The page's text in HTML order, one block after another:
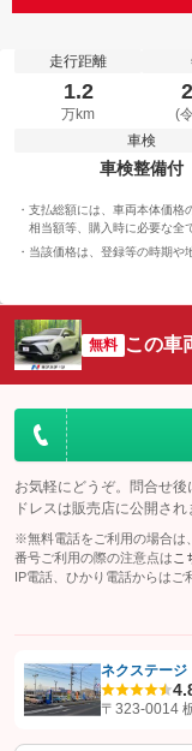
走行距離
1.2
万km (
車検
車検整備付
支払総額には、車両本体価格
相当額等、購入時に必要な全
当該価格は、登録等の時期や
無料 この車
お気軽にどうぞ。問合せ
ドレスは販売店に公開され
※無料電話をご利用の場合は
番号ご利用の際の注意点は こ
IP電話、ひかり電話からはご
【STEP1】認証画面でグ
ネクステー
〒323-0014